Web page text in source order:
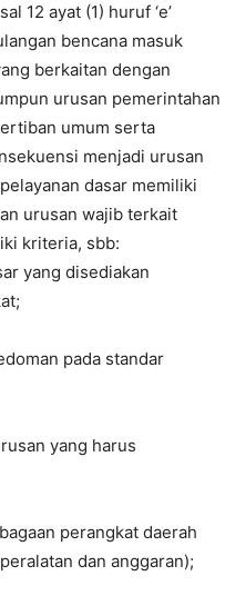
12 ayat (1) huruf ‘e’
bencana masuk
berkaitan dengan
urusan pemerintahan
umum serta
menjadi urusan
dasar memiliki
urusan wajib terkait
kriteria, sbb:
yang disediakan
pada standar
yang harus
perangkat daerah
dan anggaran);